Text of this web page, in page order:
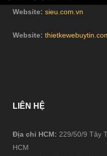
Website: sieu.com.vn
Website:
LIÊN HỆ
Địa chỉ HCM: 229/50/9 Tây
HCM